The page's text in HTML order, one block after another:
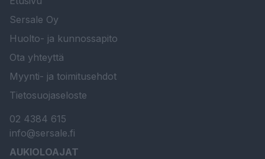
Sersale Oy
Huolto- ja kunnossapito
Ota yhteyttä
Myynti- ja toimitusehdot
Tietosuojaseloste
02 4384 615
info@sersale.fi
AUKIOLOAJAT